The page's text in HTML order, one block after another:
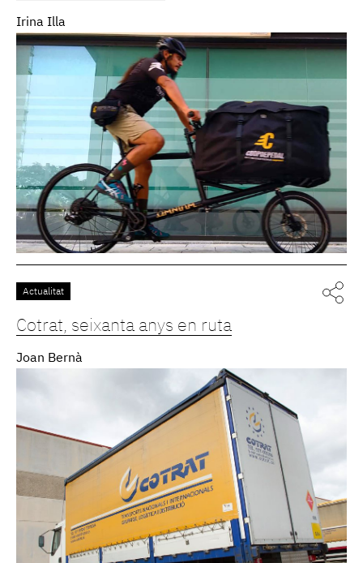
Irina Illa
Actualitat
Cotrat, seixanta anys en ruta
Joan Bernà